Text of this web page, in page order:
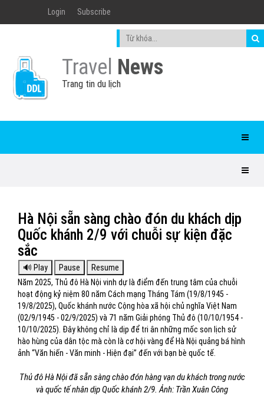
Login Subscribe
Travel News
Trang tin du lịch
Hà Nội sẵn sàng chào đón du khách dịp
Quốc khánh 2/9 với chuỗi sự kiện đặc
sắc
Năm 2025, Thủ đô Hà Nội vinh dự là điểm đến trung tâm của chuỗi
hoạt động kỷ niệm 80 năm Cách mạng Tháng Tám (19/8/1945 -
19/8/2025), Quốc khánh nước Cộng hòa xã hội chủ nghĩa Việt Nam
(02/9/1945 - 02/9/2025) và 71 năm Giải phóng Thủ đô (10/10/1954 -
10/10/2025). Đây không chỉ là dịp để tri ân những mốc son lịch sử
hào hùng của dân tộc mà còn là cơ hội vàng để Hà Nội quảng bá hình
ảnh “Văn hiến - Văn minh - Hiện đại” đến với bạn bè quốc tế.
Thủ đô Hà Nội đã sẵn sàng chào đón hàng vạn du khách trong nước
và quốc tế nhân dịp Quốc khánh 2/9. Ảnh: Trần Xuân Công